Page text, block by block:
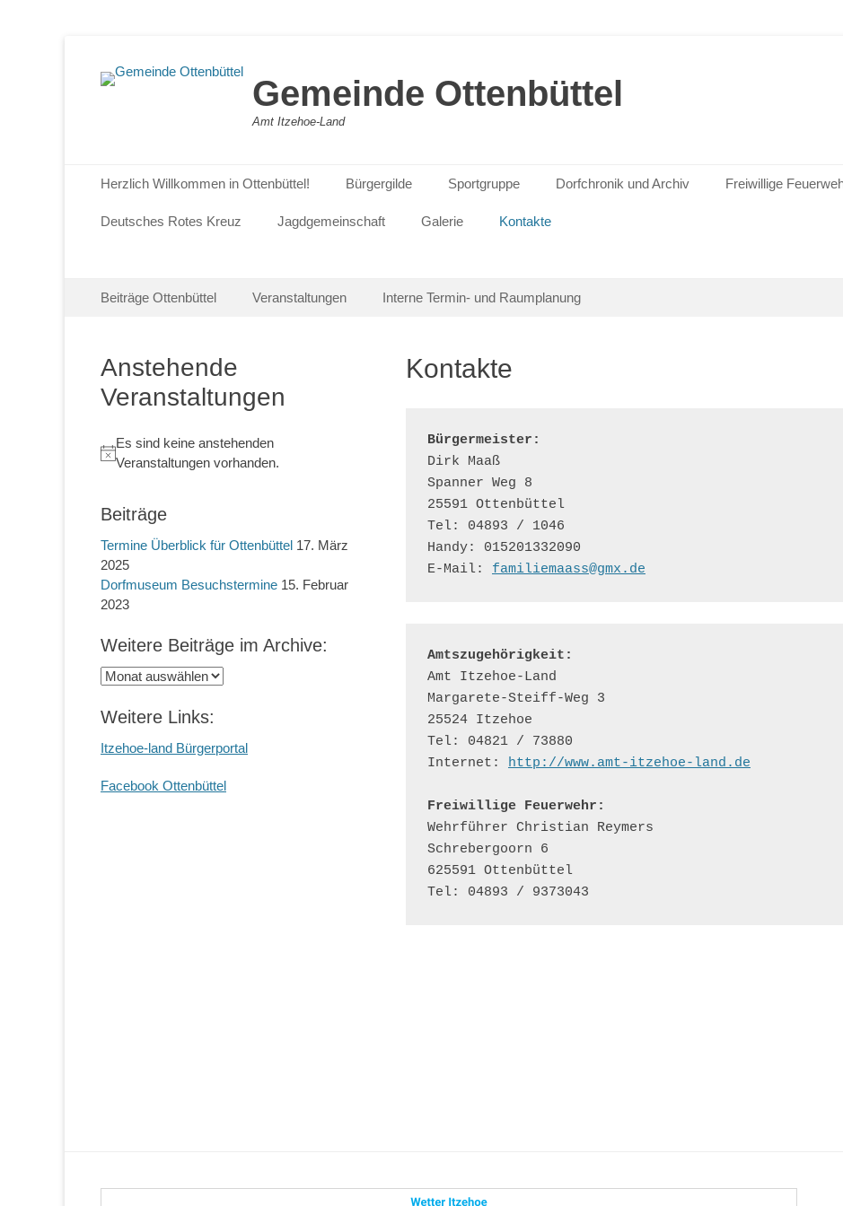
Gemeinde Ottenbüttel
Amt Itzehoe-Land
Primäres Menü
Inhalt
springen
Herzlich Willkommen in Ottenbüttel! Bürgergilde Sportgruppe Dorfchronik und Archiv Freiwillige
Deutsches Rotes Kreuz Jagdgemeinschaft Galerie
Kontakte
Sekundäres Menü
Inhalt
Beiträge Ottenbüttel Veranstaltungen Interne Termin- und Raumplanung
Kontakte
Bürgermeister:
Dirk Maaß
Spanner Weg 8
25591 Ottenbüttel
Tel: 04893 / 1046
Handy: 015201332090
E-Mail: familiemaass@gmx.de
Amtszugehörigkeit:
Amt Itzehoe-Land
Margarete-Steiff-Weg 3
25524 Itzehoe
Tel: 04821 / 73880
Internet: http://www.amt-itzehoe-land.de
Freiwillige Feuerwehr:
Wehrführer Christian Reymers
Schrebergoorn 6
625591 Ottenbüttel
Tel: 04893 / 9373043
Anstehende
Veranstaltungen
Hinweis
Es sind keine anstehenden
Veranstaltungen vorhanden.
Beiträge
Termine Überblick für Ottenbüttel 17. März
2025
Dorfmuseum Besuchstermine 15. Februar
2023
Weitere Beiträge im Archive:
Weitere
im
Weitere Links:
Itzehoe-land Bürgerportal
Facebook Ottenbüttel